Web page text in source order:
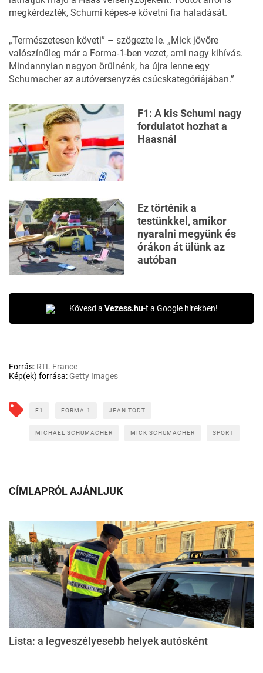
megkérdezték, Schumi képes-e követni fia haladását.
„Természetesen követi” – szögezte le. „Mick jövőre
valószínűleg már a Forma-1-ben vezet, ami nagy kihívás.
Mindannyian nagyon örülnénk, ha újra lenne egy
Schumacher az autóversenyzés csúcskategóriájában.”
F1: A kis Schumi nagy
fordulatot hozhat a
Haasnál
Ez történik a
testünkkel, amikor
nyaralni megyünk és
órákon át ülünk az
autóban
Kövesd a Vezess.hu-t a Google hírekben!
Forrás: RTL France
Kép(ek) forrása:Getty Images
F1 FORMA-1 JEAN TODT
MICHAEL SCHUMACHER MICK SCHUMACHER SPORT
CÍMLAPRÓL AJÁNLJUK
Lista: a legveszélyesebb helyek autósként